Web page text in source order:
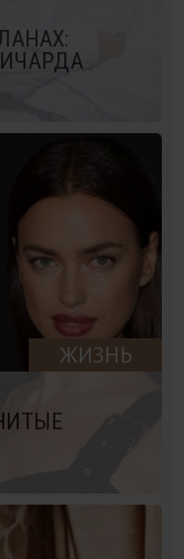
ЖИЗНЬ